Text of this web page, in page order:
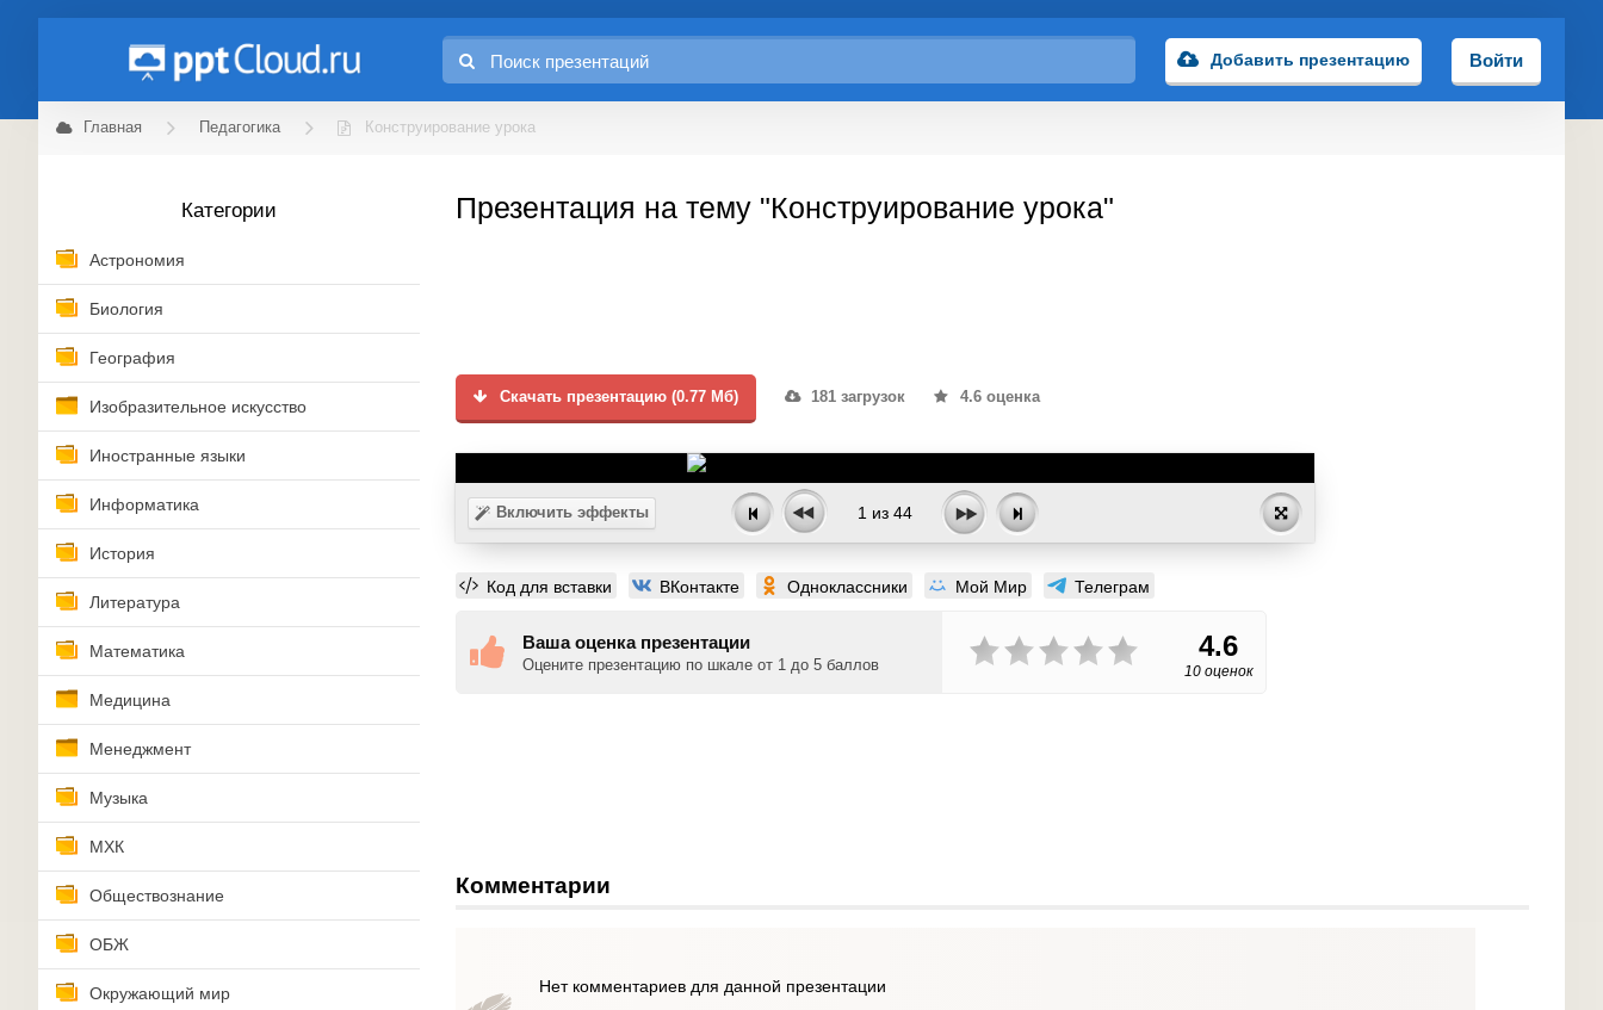
Добавить презентацию Войти
Главная Педагогика Конструирование урока
Категории
Астрономия
Биология
География
Изобразительное искусство
Иностранные языки
Информатика
История
Литература
Математика
Медицина
Менеджмент
Музыка
МХК
Обществознание
ОБЖ
Окружающий мир
Презентация на тему "Конструирование урока"
Скачать презентацию (0.77 Мб) 181 загрузок 4.6 оценка
Включить эффекты 1 из 44
Код для вставки ВКонтакте Одноклассники Мой Мир Телеграм
Ваша оценка презентации
Оцените презентацию по шкале от 1 до 5 баллов
4.6
10 оценок
Комментарии
Нет комментариев для данной презентации